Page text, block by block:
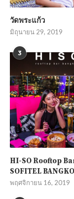
วัดพระแก้ว
มิถุนายน 29, 2019
3
HI-SO Rooftop
SOFITEL
พฤศจิกายน 16, 2019